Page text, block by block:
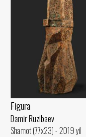
Figura
Damir Ruzibaev
Shamot (77x23) - 2019 yil